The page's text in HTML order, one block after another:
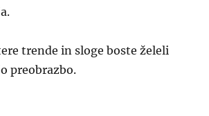
trende in sloge boste želeli
preobrazbo.